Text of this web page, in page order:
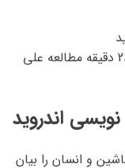
علی
اندروید
و انسان را بیان